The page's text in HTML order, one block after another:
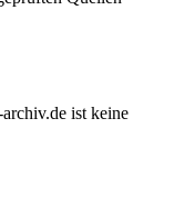
ist keine